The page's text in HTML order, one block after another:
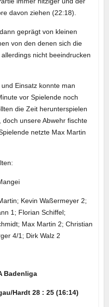
davon ziehen (22:18).
geprägt von kleinen
von den denen sich die
nicht beeindrucken
Einsatz konnte man
vor Spielende noch
die Zeit herunterspielen
unsere Abwehr fischte
netzte Max Martin
Kevin Waßermeyer 2;
1; Florian Schiffel;
Max Martin 2; Christian
4/1; Dirk Walz 2
Badenliga
Hardt 28 : 25 (16:14)